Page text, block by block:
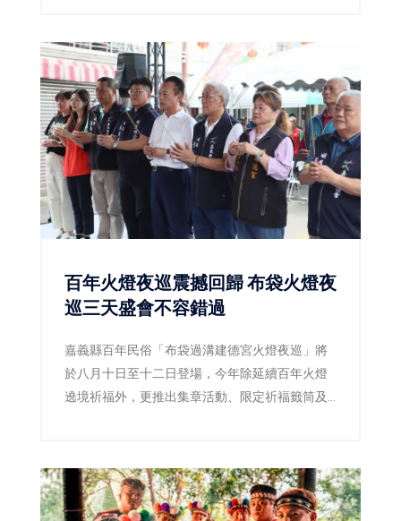
百年火燈夜巡震撼回歸 布袋火燈夜
巡三天盛會不容錯過
嘉義縣百年民俗「布袋過溝建德宮火燈夜巡」將
於八月十日至十二日登場，今年除延續百年火燈
遶境祈福外，更推出集章活動、限定祈福籤筒及